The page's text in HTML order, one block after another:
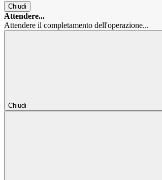
Chiudi
Attendere...
Attendere il completamento dell'operazione...
Chiudi